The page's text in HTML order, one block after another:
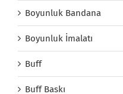
Boyunluk Bandana
Boyunluk İmalatı
Buff
Buff Baskı